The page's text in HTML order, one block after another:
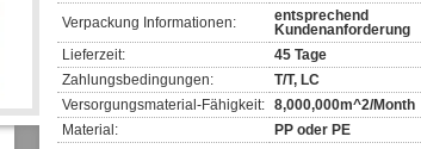
Verpackung Informationen:
entsprechend
Kundenanforderung
Lieferzeit:
45 Tage
Zahlungsbedingungen:
T/T, LC
Versorgungsmaterial-Fähigkeit: 8,000,000m^2/Month
Material:
PP oder PE